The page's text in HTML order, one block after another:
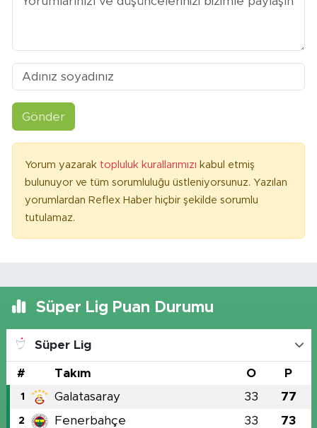
Gönder
Yorum yazarak topluluk kurallarımızı kabul etmiş
bulunuyor ve tüm sorumluluğu üstleniyorsunuz. Yazılan
yorumlardan Reflex Haber hiçbir şekilde sorumlu
tutulamaz.
Süper Lig Puan Durumu
Süper Lig
# Takım O P
1 Galatasaray 33 77
2 Fenerbahçe 33 73